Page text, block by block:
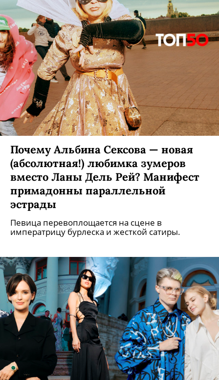
Почему Альбина Сексова — новая
(абсолютная!) любимка зумеров
вместо Ланы Дель Рей? Манифест
примадонны параллельной
эстрады
Певица перевоплощается на сцене в
императрицу бурлеска и жесткой сатиры.